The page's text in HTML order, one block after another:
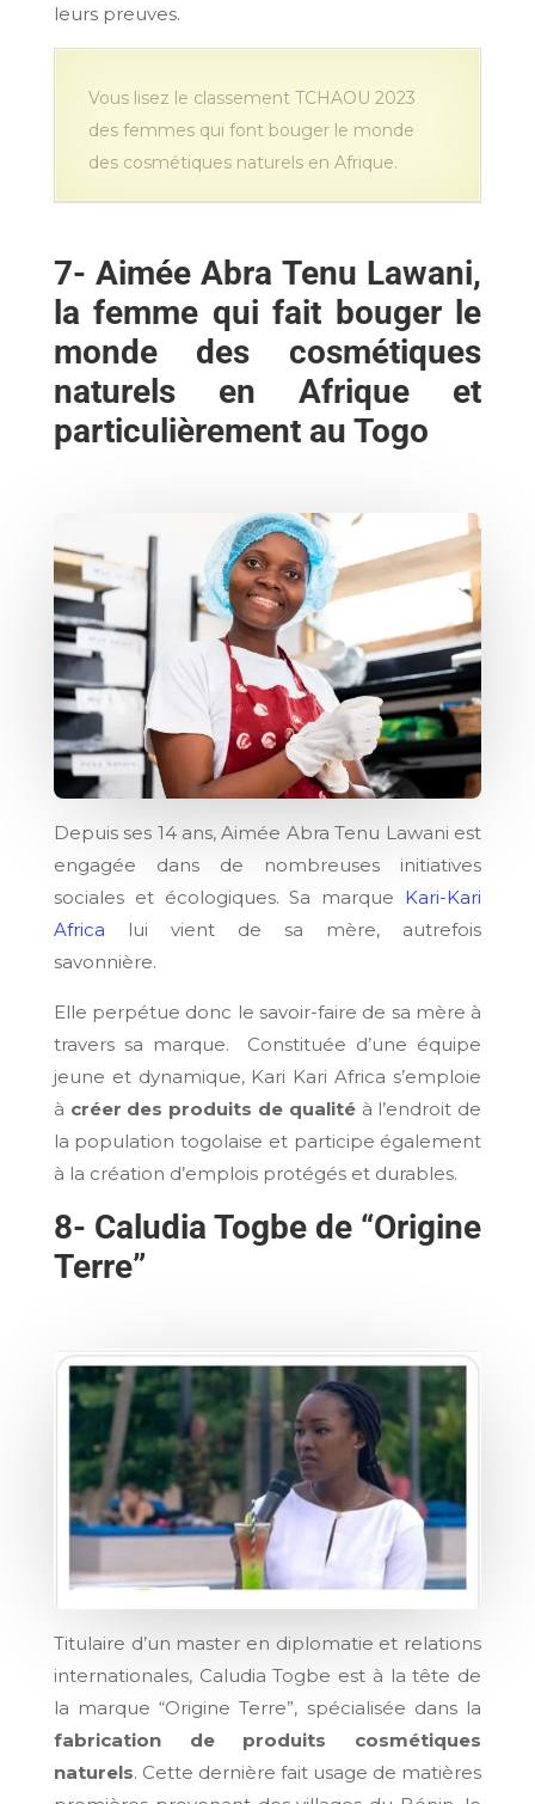
leurs preuves.
Vous lisez le classement TCHAOU 2023
des femmes qui font bouger le monde
des cosmétiques naturels en Afrique.
7- Aimée Abra Tenu Lawani,
la femme qui fait bouger le
monde des cosmétiques
naturels en Afrique et
particulièrement au Togo
Depuis ses 14 ans, Aimée Abra Tenu Lawani est
engagée dans de nombreuses initiatives
sociales et écologiques. Sa marque Kari-Kari
Africa lui vient de sa mère, autrefois
savonnière.
Elle perpétue donc le savoir-faire de sa mère à
travers sa marque. Constituée d’une équipe
jeune et dynamique, Kari Kari Africa s’emploie
à créer des produits de qualitéà l’endroit de
la population togolaise et participe également
à la création d’emplois protégés et durables.
8- Caludia Togbe de “Origine
Terre”
Titulaire d’un master en diplomatie et relations
internationales, Caludia Togbe est à la tête de
la marque “Origine Terre”, spécialisée dans la
fabrication de produits cosmétiques
naturels. Cette dernière fait usage de matières